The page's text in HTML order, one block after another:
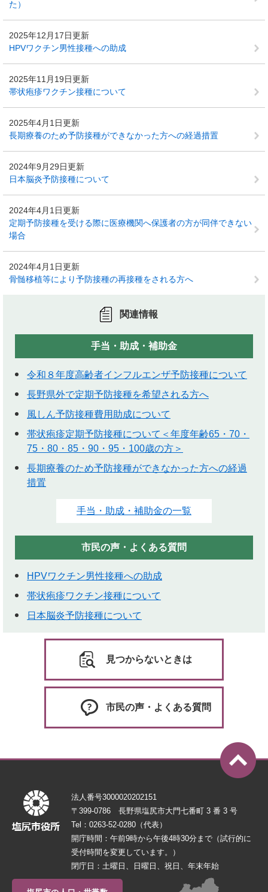
た）
2025年12月17日更新
HPVワクチン男性接種への助成
2025年11月19日更新
帯状疱疹ワクチン接種について
2025年4月1日更新
長期療養のため予防接種ができなかった方への経過措置
2024年9月29日更新
日本脳炎予防接種について
2024年4月1日更新
定期予防接種を受ける際に医療機関へ保護者の方が同伴できない
場合
2024年4月1日更新
骨髄移植等により予防接種の再接種をされる方へ
関連情報
手当・助成・補助金
令和８年度高齢者インフルエンザ予防接種について
長野県外で定期予防接種を希望される方へ
風しん予防接種費用助成について
帯状疱疹定期予防接種について＜年度年齢65・70・
75・80・85・90・95・100歳の方＞
長期療養のため予防接種ができなかった方への経過
措置
手当・助成・補助金の一覧
市民の声・よくある質問
HPVワクチン男性接種への助成
帯状疱疹ワクチン接種について
日本脳炎予防接種について
見つからないときは
市民の声・よくある質問
法人番号3000020202151
〒399-0786 長野県塩尻市大門七番町 3 番 3 号
Tel：0263-52-0280（代表）
開庁時間：午前9時から午後4時30分まで（試行的に
受付時間を変更しています。）
閉庁日：土曜日、日曜日、祝日、年末年始